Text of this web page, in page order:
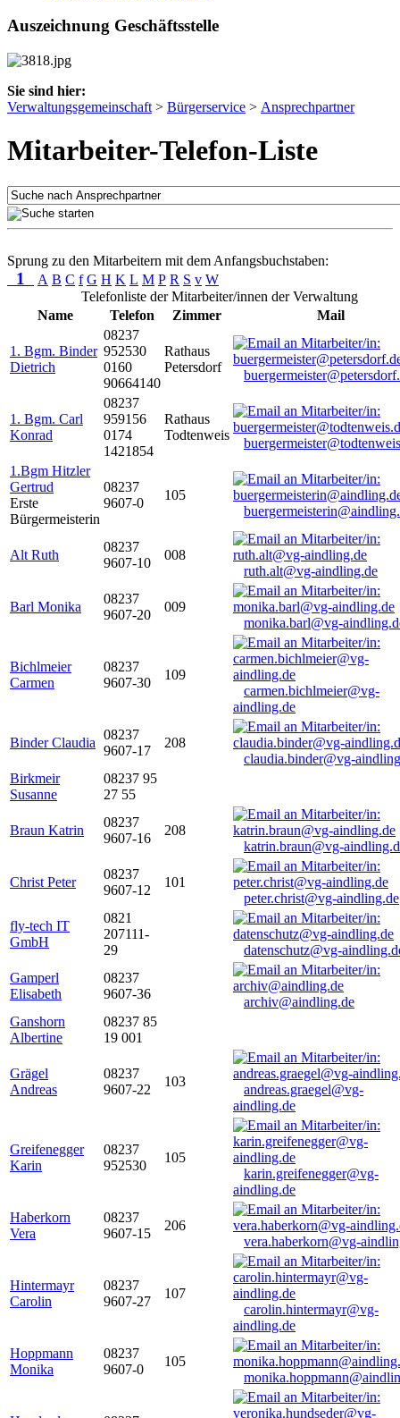
Auszeichnung Geschäftsstelle
Sie sind hier:
Verwaltungsgemeinschaft > Bürgerservice > Ansprechpartner
Mitarbeiter-Telefon-Liste
Sprung zu den Mitarbeitern mit dem Anfangsbuchstaben:
1 A B C f G H K L M P R S v W
Telefonliste der Mitarbeiter/innen der Verwaltung
Name
Telefon Zimmer Mail
1. Bgm. Binder
Dietrich
08237
952530
0160
90664140
Rathaus
Petersdorf
1. Bgm. Carl
Konrad
08237
959156
0174
1421854
Rathaus
Todtenweis
1.Bgm Hitzler
Gertrud
Erste
Bürgermeisterin
08237
9607-0
105
Alt Ruth
08237
9607-10
008
ruth.alt@vg-aindling.de
Barl Monika
08237
9607-20
009
monika.barl@vg-
Bichlmeier
Carmen
08237
9607-30
109
carmen.bichlmeier@vg-
aindling.de
Binder Claudia
08237
9607-17
208
claudia.binder@vg-
Birkmeir
Susanne
08237 95
27 55
Braun Katrin
08237
9607-16
208
katrin.braun@vg-
Christ Peter
08237
9607-12
101
peter.christ@vg-aindling.de
fly-tech IT
GmbH
0821
207111-
29
datenschutz@vg-
Gamperl
Elisabeth
08237
9607-36
archiv@aindling.de
Ganshorn
Albertine
08237 85
19 001
Grägel
Andreas
08237
9607-22
103
andreas.graegel@vg-
aindling.de
Greifenegger
Karin
08237
952530
105
karin.greifenegger@vg-
aindling.de
Haberkorn
Vera
08237
9607-15
206
vera.haberkorn@vg-
Hintermayr
Carolin
08237
9607-27
107
carolin.hintermayr@vg-
aindling.de
Hoppmann
Monika
08237
9607-0
105